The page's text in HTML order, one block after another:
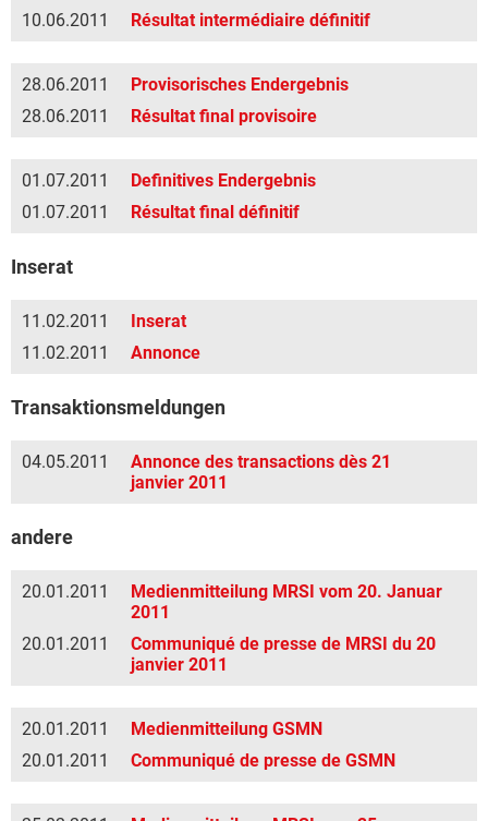
10.06.2011
Résultat intermédiaire définitif
28.06.2011
Provisorisches Endergebnis
28.06.2011
Résultat final provisoire
01.07.2011
Definitives Endergebnis
01.07.2011
Résultat final définitif
Inserat
11.02.2011
Inserat
11.02.2011
Annonce
Transaktionsmeldungen
04.05.2011
Annonce des transactions dès 21
janvier 2011
andere
20.01.2011
Medienmitteilung MRSI vom 20. Januar
2011
20.01.2011
Communiqué de presse de MRSI du 20
janvier 2011
20.01.2011
Medienmitteilung GSMN
20.01.2011
Communiqué de presse de GSMN